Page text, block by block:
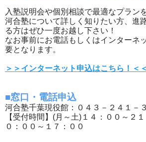
入塾説明会や個別相談で最適なプラン
河合塾について詳しく知りたい方、進
る方はぜひ一度お越し下さい！
なお事前にお電話もしくはインターネ
要となります。
＞＞インターネット申込はこちら！＜＜
■窓口・電話申込
河合塾千葉現役館：０４３－２４１－
【受付時間】(月～土)１４：００～２
０：００～１７：００